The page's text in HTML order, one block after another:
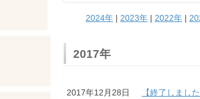
2024年 | 2023年 | 2022年 |
2017年
2017年12月28日
【終了しまし